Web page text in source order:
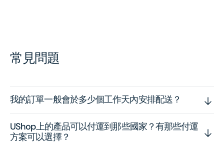
常見問題
我的訂單一般會於多少個工作天內安排配送？
UShop上的產品可以付運到那些國家？有那些付運
方案可以選擇？